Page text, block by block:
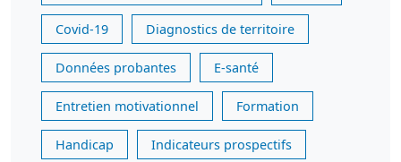
Covid-19 Diagnostics de territoire
Données probantes E-santé
Entretien motivationnel Formation
Handicap Indicateurs prospectifs